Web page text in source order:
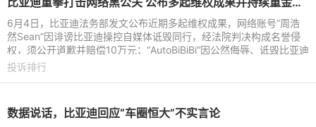
6月4日，比亚迪法务部发文公布近期多起维权成果，网络账号“周浩
然Sean”因诽谤比亚迪操控自媒体诋毁同行，经法院判决构成名誉侵
权，须公开道歉并赔偿10万元；“AutoBiBiBi”因公然侮辱、诋毁比亚迪
及高管，经法院判
投诉排行
数据说话，比亚迪回应“车圈恒大”不实言论